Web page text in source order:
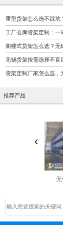
重型货架怎么选不踩坑
工厂仓库货架定制：一
阁楼式货架怎么选？无
无锡货架按需选择不盲
货架定制厂家怎么选，
推荐产品
无